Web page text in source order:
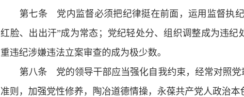
第七条 党内监督必须把纪律挺在前面，运用监督执纪
红脸、出出汗”成为常态；党纪轻处分、组织调整成为违
重违纪涉嫌违法立案审查的成为极少数。
第八条 党的领导干部应当强化自我约束，经常对照党
准则，加强党性修养，陶冶道德情操，永葆共产党人政治本